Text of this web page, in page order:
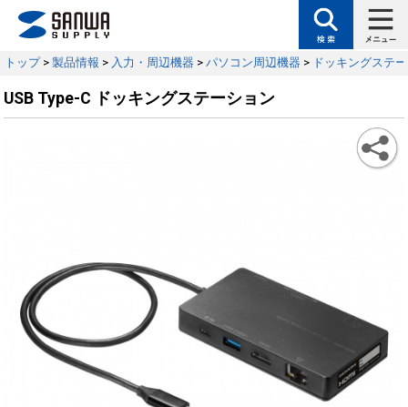
トップ> 製品情報 > 入力・周辺機器 > パソコン周辺機器 > ドッキングステ
USB Type-C ドッキングステーション